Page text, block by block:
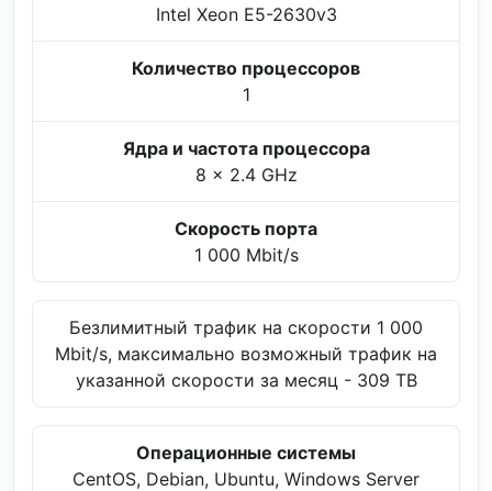
Intel Xeon E5-2630v3
Количество процессоров
1
Ядра и частота процессора
8 x 2.4 GHz
Скорость порта
1 000 Mbit/s
Безлимитный трафик на скорости 1 000
Mbit/s, максимально возможный трафик на
указанной скорости за месяц - 309 TB
Операционные системы
CentOS, Debian, Ubuntu, Windows Server